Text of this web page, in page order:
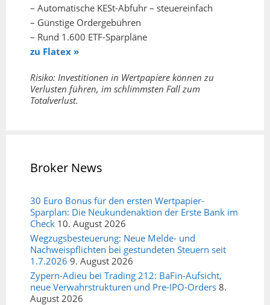
– Automatische KESt-Abfuhr – steuereinfach
– Günstige Ordergebühren
– Rund 1.600 ETF-Sparpläne
zu Flatex »
Risiko: Investitionen in Wertpapiere können zu
Verlusten führen, im schlimmsten Fall zum
Totalverlust.
Broker News
30 Euro Bonus für den ersten Wertpapier-
Sparplan: Die Neukundenaktion der Erste Bank im
Check 10. August 2026
Wegzugsbesteuerung: Neue Melde- und
Nachweispflichten bei gestundeten Steuern seit
1.7.2026 9. August 2026
Zypern-Adieu bei Trading 212: BaFin-Aufsicht,
neue Verwahrstrukturen und Pre-IPO-Orders 8.
August 2026